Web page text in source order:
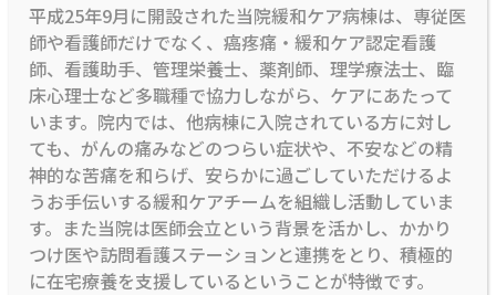
平成25年9月に開設された当院緩和ケア病棟は、専従医
師や看護師だけでなく、癌疼痛・緩和ケア認定看護
師、看護助手、管理栄養士、薬剤師、理学療法士、臨
床心理士など多職種で協力しながら、ケアにあたって
います。院内では、他病棟に入院されている方に対し
ても、がんの痛みなどのつらい症状や、不安などの精
神的な苦痛を和らげ、安らかに過ごしていただけるよ
うお手伝いする緩和ケアチームを組織し活動していま
す。また当院は医師会立という背景を活かし、かかり
つけ医や訪問看護ステーションと連携をとり、積極的
に在宅療養を支援しているということが特徴です。